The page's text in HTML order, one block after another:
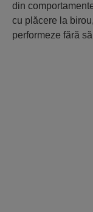
din
cu plăcere la
performeze fără